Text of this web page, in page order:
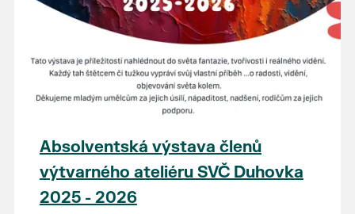
Absolventská výstava členů
výtvarného ateliéru SVČ Duhovka
2025 - 2026